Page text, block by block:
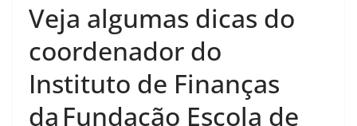
Veja algumas dicas do
coordenador do
Instituto de Finanças
da Fundação Escola de